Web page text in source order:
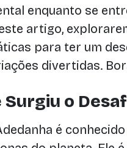
enquanto se
artigo,
para ter um
divertidas.
Surgiu o
é